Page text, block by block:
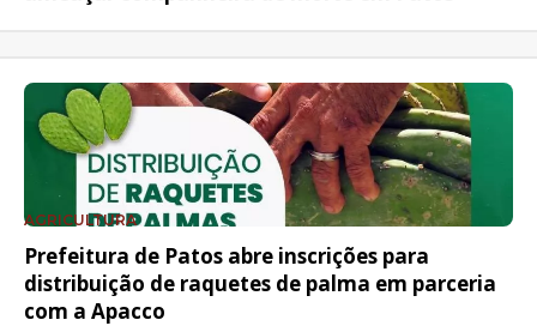
AGRICULTURA
Prefeitura de Patos abre inscrições para
distribuição de raquetes de palma em parceria
com a Apacco